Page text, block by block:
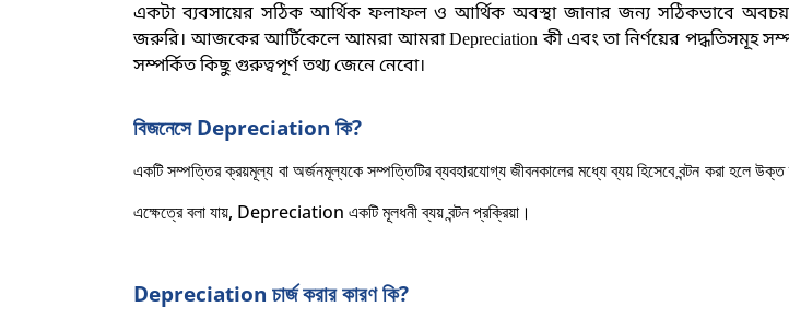
একটা ব্যবসায়ের সঠিক আর্থিক ফলাফল ও আর্থিক অবস্থা জানার জন্য সঠিকভাবে
জরুরি। আজকের আর্টিকেলে আমরা আমরা Depreciation কী এবং তা নির্ণয়ের পদ্ধতিসমূহ
সম্পর্কিত কিছু গুরুত্বপূর্ণ তথ্য জেনে নেবো।
বিজনেসে Depreciation কি?
একটি সম্পত্তির ক্রয়মূল্য বা অর্জনমূল্যকে সম্পত্তিটির ব্যবহারযোগ্য জীবনকালের মধ্যে ব্যয় হিসেবে বন্টন করা হলে
এক্ষেত্রে বলা যায়, Depreciation একটি মূলধনী ব্যয় বন্টন প্রক্রিয়া ।
Depreciation চার্জ করার কারণ কি?